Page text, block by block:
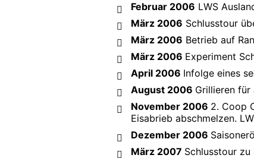
Februar 2006 LWS
März 2006 Schlusstour
März 2006 Betrieb auf
März 2006 Experiment
April 2006 Infolge eines
August 2006 Grillieren für
November 2006 2. Coop
Eisabrieb abschmelzen.
Dezember 2006
März 2007 Schlusstour zu